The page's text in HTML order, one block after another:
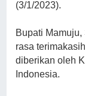
(3/1/2023).
Bupati
rasa
diberikan oleh
Indonesia.